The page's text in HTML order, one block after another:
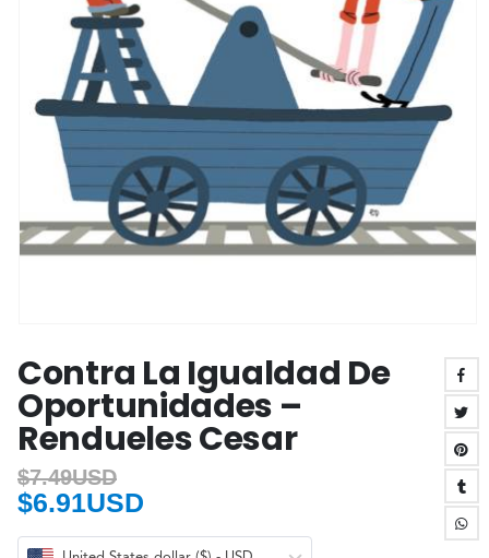
Contra La Igualdad De
Oportunidades –
Rendueles Cesar
$7.49USD
$6.91USD